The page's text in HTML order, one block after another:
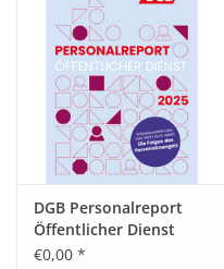
DGB Personalreport
Öffentlicher Dienst
2025
€0,00 *